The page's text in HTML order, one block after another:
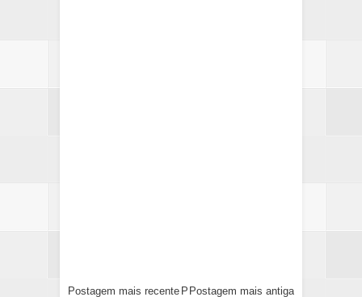
Postagem mais recente Postagem mais antiga
P